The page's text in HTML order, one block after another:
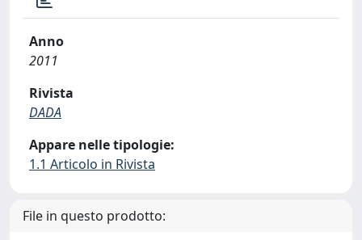
Anno
2011
Rivista
DADA
Appare nelle tipologie:
1.1 Articolo in Rivista
File in questo prodotto: